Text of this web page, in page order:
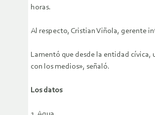
horas.
Al respecto, Cristian Viñola, gerente
Lamentó que desde la entidad cívica,
con los medios», señaló.
Los datos